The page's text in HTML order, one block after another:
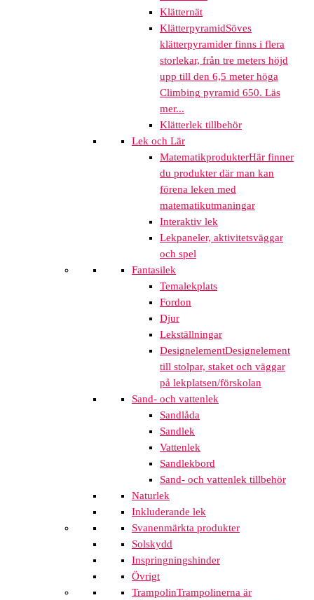
Klätternät
KlätterpyramidSöves
klätterpyramider finns i flera
storlekar, från tre meters höjd
upp till den 6,5 meter höga
Climbing pyramid 650. Läs
mer...
Klätterlek tillbehör
Lek och Lär
MatematikprodukterHär finner
du produkter där man kan
förena leken med
matematikutmaningar
Interaktiv lek
Lekpaneler, aktivitetsväggar
och spel
Fantasilek
Temalekplats
Fordon
Djur
Lekställningar
DesignelementDesignelement
till stolpar, staket och väggar
på lekplatsen/förskolan
Sand- och vattenlek
Sandlåda
Sandlek
Vattenlek
Sandlekbord
Sand- och vattenlek tillbehör
Naturlek
Inkluderande lek
Svanenmärkta produkter
Solskydd
Inspringningshinder
Övrigt
TrampolinTrampolinerna är